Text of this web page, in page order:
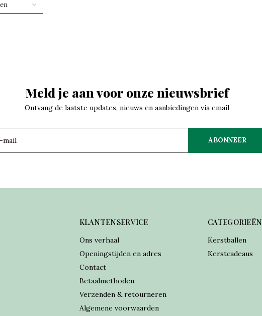
Meld je aan voor onze nieuwsbrief
Ontvang de laatste updates, nieuws en aanbiedingen via email
ABONNEER
KLANTENSERVICE
Ons verhaal
Openingstijden en adres
Contact
Betaalmethoden
Verzenden & retourneren
Algemene voorwaarden
CATEGORIEËN
Kerstballen
Kerstcadeaus